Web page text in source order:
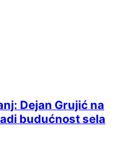
Dejan Grujić na
budućnost sela